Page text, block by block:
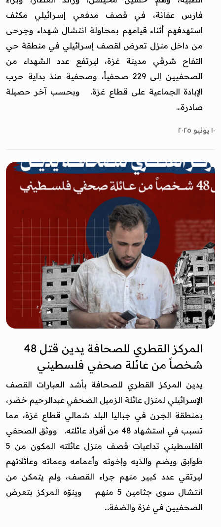
فارس عفانة، في قصف مدفعي إسرائيلي مكثف
استهدفهم أثناء قيامهم بمحاولة انتشال شهداء وجرحى
من داخل منزل تعرض لقصف إسرائيلي في منطقة حي
التفاح شرقي مدينة غزة، ليرتفع عدد الشهداء من
الصحفيين إلى 229 صحفياً، وصحفية منذ بداية حرب
الإبادة الجماعية على قطاع غزة. وبحسب آخر حصيلة
صادرة...
١٠ يونيو ٢٠٢٥
المركز القطري للصحافة يدين قتل 48
شخصاً من عائلة صحفي فلسطيني
يدين المركز القطري للصحافة بأشد العبارات القصف
الإسرائيلي لمنزل عائلة الزميل الصحفي عبدالرحيم خضر،
بمنطقة الجرن في جباليا البلد شمالي قطاع غزة، مما
تسبب في استشهاد 48 من أفراد عائلته. ووثق الصحفي
الفلسطيني تداعيات قصف منزل عائلته المكون من 5
طوابق ويضم والدَيه وإخوته وأعمامه وعماته وعائلاتهم
ليرتقي عدد كبير منهم جراء القصف، ولم يتمكن من
انتشال سوى جثامين 5 منهم. وينوّه المركز بتعرض
الصحفيين في غزة والضفة...